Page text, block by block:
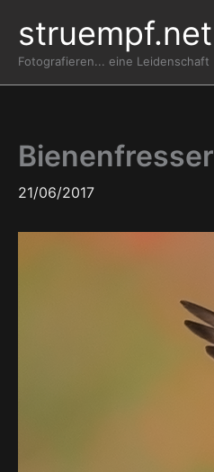
Inhalt
springen
struempf.net
Fotografieren... eine Leidenschaft
Bienenfresser
21/06/2017